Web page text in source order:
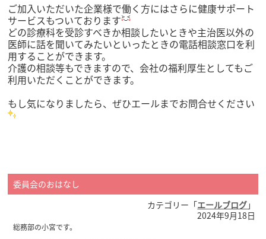
ご加入いただいた企業様で働く方にはさらに健康サポート
サービスもついております
どの診療科を受診すべきか相談したいときや主治医以外の
医師に話を聞いてみたいといったときの電話相談窓口を利
用することができます。
介護の相談等もできますので、会社の福利厚生としてもご
利用いただくことができます。
もし気になりましたら、ぜひエールまでお問合せください
委員会のおはなし
カテゴリー「エールブログ」
2024年9月18日
総務部の小宮です。